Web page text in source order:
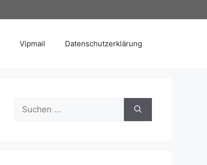
Vipmail Datenschutzerklärung
Suche
nach: